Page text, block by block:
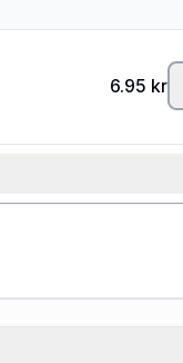
6.95 kr